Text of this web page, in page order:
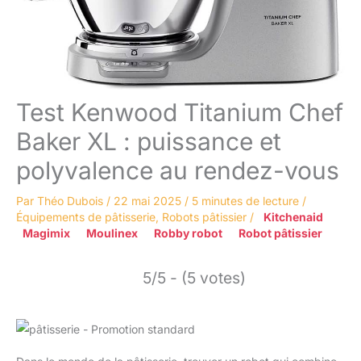
Test Kenwood Titanium Chef
Baker XL : puissance et
polyvalence au rendez-vous
Par Théo Dubois / 22 mai 2025 / 5 minutes de lecture /
Équipements de pâtisserie, Robots pâtissier /
Kitchenaid
Magimix
Moulinex Robby robot Robot pâtissier
5/5 - (5 votes)